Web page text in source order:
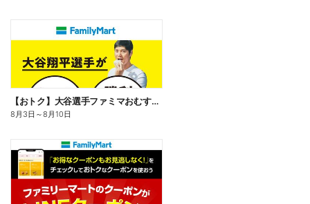
【おトク】大谷選手ファミマおむすび割
8月3日 ～8月10日